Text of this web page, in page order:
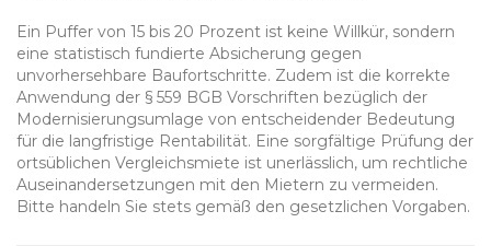
Ein Puffer von 15 bis 20 Prozent ist keine Willkür, sondern
eine statistisch fundierte Absicherung gegen
unvorhersehbare Baufortschritte. Zudem ist die korrekte
Anwendung der § 559 BGB Vorschriften bezüglich der
Modernisierungsumlage von entscheidender Bedeutung
für die langfristige Rentabilität. Eine sorgfältige Prüfung der
ortsüblichen Vergleichsmiete ist unerlässlich, um rechtliche
Auseinandersetzungen mit den Mietern zu vermeiden.
Bitte handeln Sie stets gemäß den gesetzlichen Vorgaben.